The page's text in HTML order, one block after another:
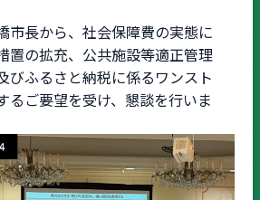
市長から、社会保障費の実態に
置の拡充、公共施設等適正管理
びふるさと納税に係るワンスト
るご要望を受け、懇談を行いま